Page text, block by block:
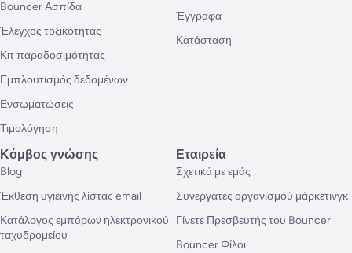
Bouncer Ασπίδα
Έλεγχος τοξικότητας
Κιτ παραδοσιμότητας
Εμπλουτισμός δεδομένων
Ενσωματώσεις
Τιμολόγηση
Έγγραφα
Κατάσταση
Κόμβος γνώσης
Blog
Έκθεση υγιεινής λίστας email
Κατάλογος εμπόρων ηλεκτρονικού
ταχυδρομείου
Εταιρεία
Σχετικά με εμάς
Συνεργάτες οργανισμού μάρκετινγκ
Γίνετε Πρεσβευτής του Bouncer
Bouncer Φίλοι